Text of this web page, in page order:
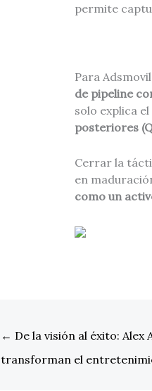
permite
Para
de pipeline
solo explica
posteriores
Cerrar la
en
como un
← De la visión al éxito:
transforman el